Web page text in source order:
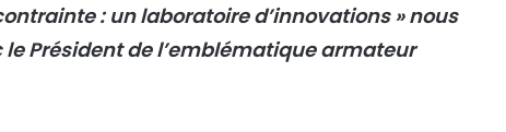
: un laboratoire d’innovations » nous
Président de l’emblématique armateur